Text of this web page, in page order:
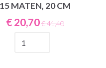
15 MATEN, 20 CM
€ 20,70€ 41,40